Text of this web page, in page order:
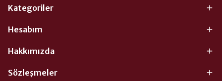
Kategoriler
Hesabım
Hakkımızda
Sözleşmeler